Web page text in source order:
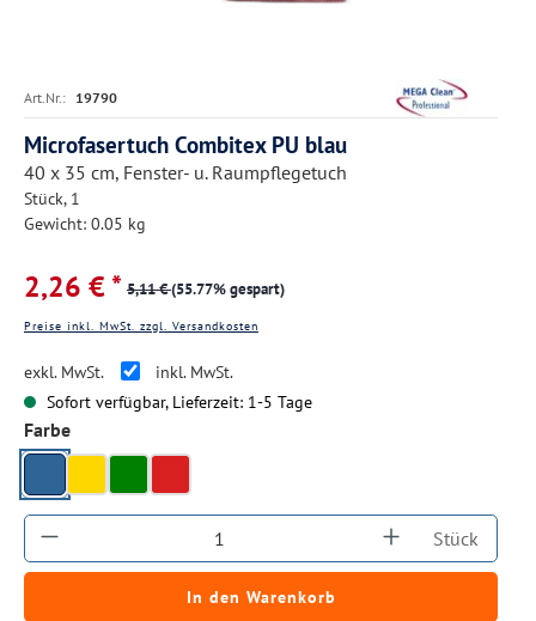
Art.Nr.: 19790
Microfasertuch Combitex PU blau
40 x 35 cm, Fenster- u. Raumpflegetuch
Stück, 1
Gewicht: 0.05 kg
2,26 € * 5,11 €(55.77% gespart)
Preise inkl. MwSt. zzgl. Versandkosten
exkl. MwSt.
inkl. MwSt.
Sofort verfügbar, Lieferzeit: 1-5 Tage
Farbeauswählen
Produkt Anzahl: Gib den gewünschten
Stück
In den Warenkorb